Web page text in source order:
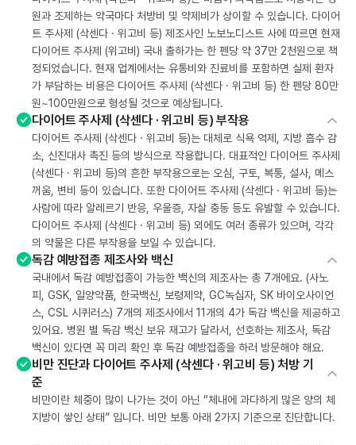
원과 조제하는 약국마다 처방비 및 약제비가 상이할 수 있습니다. 다이어
트 주사제 (삭센다 · 위고비 등) 제조사인 노보노디스트 사에 따르면 현재
다이어트 주사제 (위고비) 국내 출하가는 한 펜당 약 37만 2천원으로 책
정되었습니다. 현재 업계에서는 유통비와 진료비를 포함하면 실제 환자
가 부담하는 비용은 다이어트 주사제 (삭센다 · 위고비 등) 한 펜당 80만
원~100만원으로 형성될 것으로 예상됩니다.
다이어트 주사제 (삭센다 · 위고비 등) 부작용
다이어트 주사제 (삭센다 · 위고비 등)는 대체로 식욕 억제, 지방 흡수 감
소, 신진대사 촉진 등의 방식으로 작용합니다. 대표적인 다이어트 주사제
(삭센다 · 위고비 등)의 흔한 부작용으로는 오심, 구토, 복통, 설사, 메스
꺼움, 변비 등이 있습니다. 또한 다이어트 주사제 (삭센다 · 위고비 등)는
사람에 따라 알레르기 반응, 우울증, 자살 충동 등도 유발할 수 있습니다.
다이어트 주사제 (삭센다 · 위고비 등) 외에도 여러 종류가 있으며, 각각
의 약물은 다른 부작용을 보일 수 있습니다.
독감 예방접종 제조사와 백신
국내에서 독감 예방접종이 가능한 백신의 제조사는 총 7개에요. (사노
피, GSK, 일양약품, 한국백신, 보령제약, GC녹십자, SK 바이오사이언
스, CSL 시퀴러스) 7개의 제조사에서 11개의 4가 독감 백신을 제공하고
있어요. 병원 별 독감 백신 보유 재고가 달라서, 선호하는 제조사, 독감
백신이 있다면 꼭 미리 확인 후 독감 예방접종을 하러 방문해야 해요.
비만 진단과 다이어트 주사제 (삭센다 · 위고비 등) 처방 기
준
비만이란 체중이 많이 나가는 것이 아닌 “체내에 과다하게 많은 양의 체
지방이 쌓인 상태” 입니다. 비만 보통 아래 2가지 기준으로 진단합니다.